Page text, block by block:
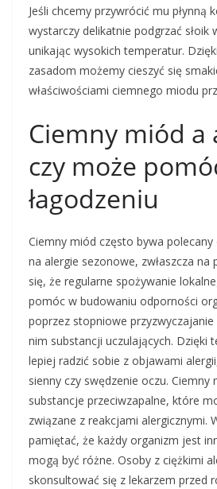
Jeśli chcemy przywrócić mu płynną
wystarczy delikatnie podgrzać słoik
unikając wysokich temperatur.
zasadom możemy cieszyć się
właściwościami ciemnego miodu
Ciemny miód a
czy może
łagodzeniu
Ciemny miód często bywa
na alergie sezonowe, zwłaszcza na
się, że regularne spożywanie
pomóc w budowaniu odporności
poprzez stopniowe
nim substancji uczulających. Dzięki
lepiej radzić sobie z objawami
sienny czy swędzenie oczu.
substancje przeciwzapalne, które
związane z reakcjami alergicznymi.
pamiętać, że każdy organizm jest
mogą być różne. Osoby z ciężkimi
skonsultować się z lekarzem przed